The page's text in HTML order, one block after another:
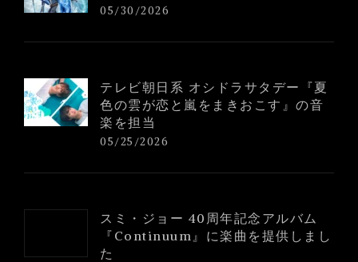
05/30/2026
テレビ朝日系 オシドラサタデー『夏
色の雲が恋と嵐をまきおこす』の音
楽を担当
05/25/2026
スミ・ジョー 40周年記念アルバム
『Continuum』に楽曲を提供しまし
た